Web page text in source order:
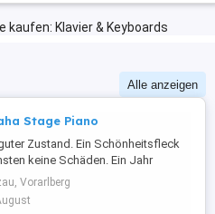
Klavier & Keyboards
Alle anzeigen
Stage Piano
Zustand. Ein Schönheitsfleck
keine Schäden. Ein Jahr
Yamaha Stage Piano Mit Kabel
SMS oder Anruf
Vorarlberg